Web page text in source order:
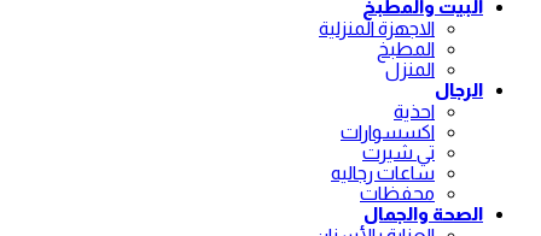
البيت والمطبخ
الاجهزة المنزلية
المطبخ
المنزل
الرجال
احذية
اكسسوارات
تي شيرت
ساعات رجاليه
محفظات
الصحة والجمال